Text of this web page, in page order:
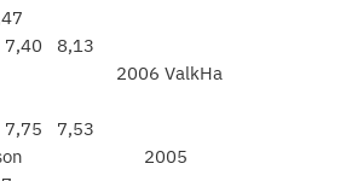
8,13
2006 ValkHa
7,53
2005